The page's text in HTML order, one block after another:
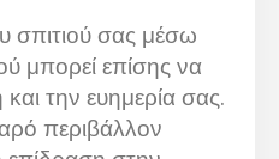
σας μέσω
μπορεί επίσης να
και την ευημερία σας.
περιβάλλον